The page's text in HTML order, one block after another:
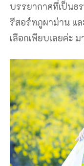
บรรยากาศที่เป็นธ
รีสอร์ทภูผาม่าน แ
เลือกเพียบเลยค่ะ